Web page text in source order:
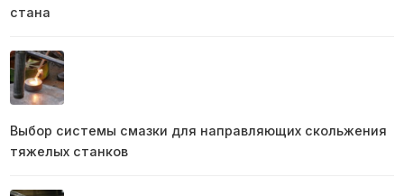
стана
Выбор системы смазки для направляющих скольжения
тяжелых станков